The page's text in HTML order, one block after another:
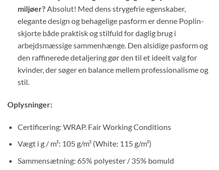
miljøer?Absolut! Med dens strygefrie egenskaber,
elegante design og behagelige pasform er denne Poplin-
skjorte både praktisk og stilfuld for daglig brug i
arbejdsmæssige sammenhænge. Den alsidige pasform og
den raffinerede detaljering gør den til et ideelt valg for
kvinder, der søger en balance mellem professionalisme og
stil.
Oplysninger:
Certificering: WRAP. Fair Working Conditions
Vægt i g / m²: 105 g/m² (White: 115 g/m²)
Sammensætning: 65% polyester / 35% bomuld